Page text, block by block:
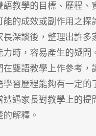
語教學的目標、歷程、
能的成效或副作用之探
長深談後，整理出許多
力時，容易產生的疑問
在雙語教學上作參考，
學習歷程能夠有一定的
遭遇家長對教學上的提
解釋。